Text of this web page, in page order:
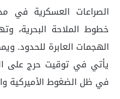
الصراعات العسكرية في
خطوط الملاحة البحرية،
الهجمات العابرة للحدود.
يأتي في توقيت حرج على
في ظل الضغوط الأميركية